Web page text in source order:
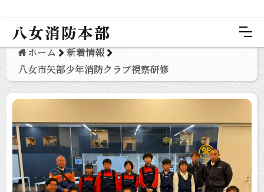
八女消防本部
ホーム
新着情報
八女市矢部少年消防クラブ視察研修